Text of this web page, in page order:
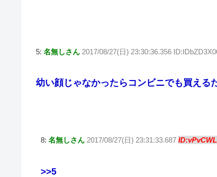
5: 名無しさん 2017/08/27(日) 23:30:36.356
幼い顔じゃなかったらコンビニでも買える
8: 名無しさん 2017/08/27(日) 23:31:33.687
>>5